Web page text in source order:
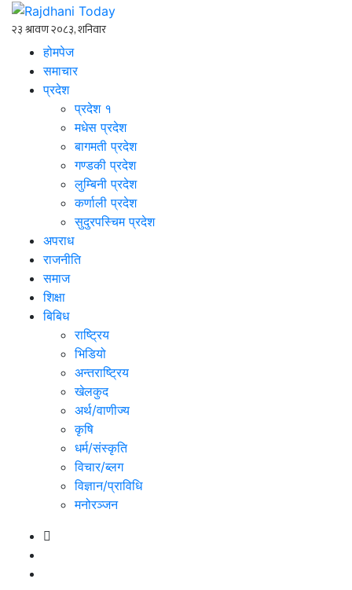
होमपेज
समाचार
प्रदेश
प्रदेश १
मधेस प्रदेश
बागमती प्रदेश
गण्डकी प्रदेश
लुम्बिनी प्रदेश
कर्णाली प्रदेश
सुदुरपस्चिम प्रदेश
अपराध
राजनीति
समाज
शिक्षा
बिबिध
राष्ट्रिय
भिडियो
अन्तराष्ट्रिय
खेलकुद
अर्थ/वाणीज्य
कृषि
धर्म/संस्कृति
विचार/ब्लग
विज्ञान/प्राविधि
मनोरञ्जन